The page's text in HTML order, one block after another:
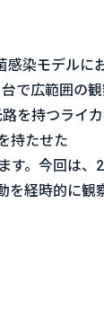
感染モデルに
で広範囲の
を持つライ
持たせた
す。今回は、
を経時的に観